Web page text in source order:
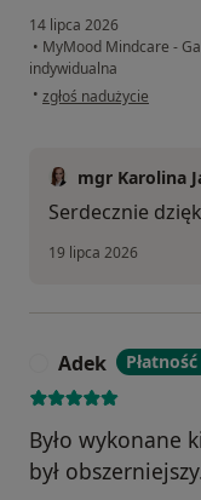
14 lipca 2026
• MyMood Mindcare -
indywidualna
• w opinii użytkownika
zgłoś nadużycie
mgr Karolina
Serdecznie
19 lipca 2026
Adek
Było wykonane
był